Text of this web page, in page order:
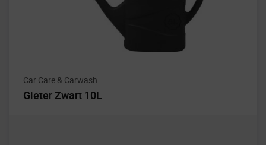
Car Care & Carwash
Gieter Zwart 10L